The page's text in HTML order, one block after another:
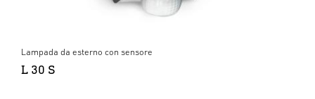
Lampada da esterno con sensore
L 30 S